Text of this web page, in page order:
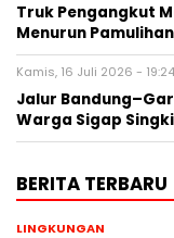
Truk Pengangkut
Menurun
Kamis, 16 Juli 2026 -
Jalur
Warga Sigap
BERITA TERBARU
LINGKUNGAN